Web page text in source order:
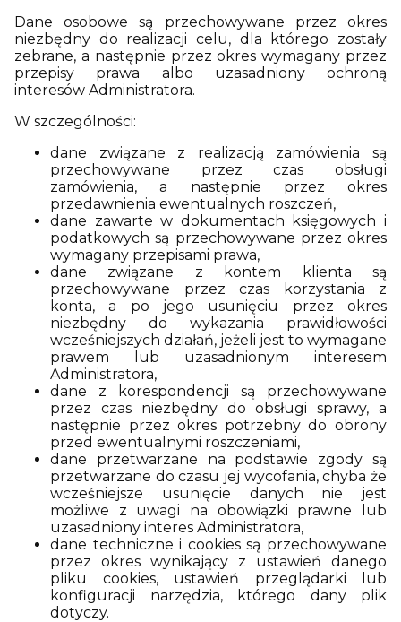
Dane osobowe są przechowywane przez okres
niezbędny do realizacji celu, dla którego zostały
zebrane, a następnie przez okres wymagany przez
przepisy prawa albo uzasadniony ochroną
interesów Administratora.
W szczególności:
dane związane z realizacją zamówienia są
przechowywane przez czas obsługi
zamówienia, a następnie przez okres
przedawnienia ewentualnych roszczeń,
dane zawarte w dokumentach księgowych i
podatkowych są przechowywane przez okres
wymagany przepisami prawa,
dane związane z kontem klienta są
przechowywane przez czas korzystania z
konta, a po jego usunięciu przez okres
niezbędny do wykazania prawidłowości
wcześniejszych działań, jeżeli jest to wymagane
prawem lub uzasadnionym interesem
Administratora,
dane z korespondencji są przechowywane
przez czas niezbędny do obsługi sprawy, a
następnie przez okres potrzebny do obrony
przed ewentualnymi roszczeniami,
dane przetwarzane na podstawie zgody są
przetwarzane do czasu jej wycofania, chyba że
wcześniejsze usunięcie danych nie jest
możliwe z uwagi na obowiązki prawne lub
uzasadniony interes Administratora,
dane techniczne i cookies są przechowywane
przez okres wynikający z ustawień danego
pliku cookies, ustawień przeglądarki lub
konfiguracji narzędzia, którego dany plik
dotyczy.